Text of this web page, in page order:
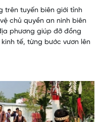
trên tuyến biên giới tỉnh
chủ quyền an ninh biên
phương giúp đỡ đồng
tế, từng bước vươn lên